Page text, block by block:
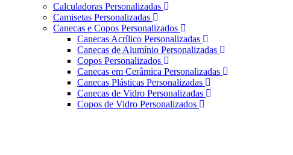
Calculadoras Personalizadas
Camisetas Personalizadas
Canecas e Copos Personalizados
Canecas Acrílico Personalizadas
Canecas de Alumínio Personalizadas
Copos Personalizados
Canecas em Cerâmica Personalizadas
Canecas Plásticas Personalizadas
Canecas de Vidro Personalizadas
Copos de Vidro Personalizados